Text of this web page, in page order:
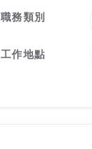
職務類別
工作地點